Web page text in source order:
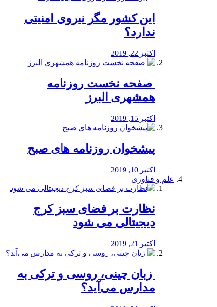
این کشور مگر نیروی امنیتی
ندارد؟
اکتبر 22, 2019
️ صفحه نخست روزنامه‌
همشهری البرز
اکتبر 15, 2019
پیشخوان روزنامه های صبح
اکتبر 10, 2019
علم و فناوری
نظارت بر فضای سبز کرج
دیجیتالی می شود
اکتبر 21, 2019
️ زبان چینی، روسی و ترکی به
مدارس می‌آید؟